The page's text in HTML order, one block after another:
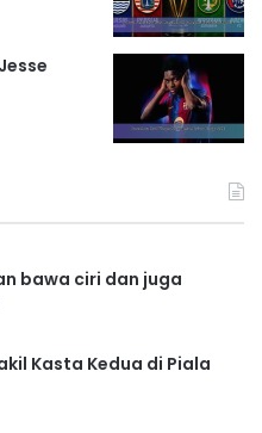
bawa ciri dan juga
Kasta Kedua di Piala